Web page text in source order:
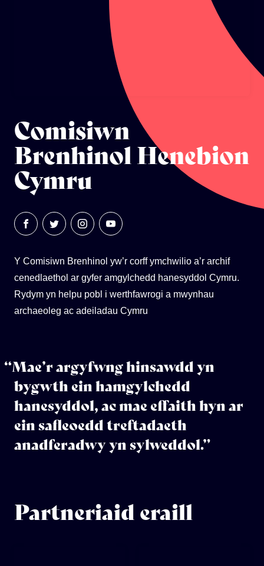
Comisiwn
Brenhinol Henebion
Cymru
Y Comisiwn Brenhinol yw’r corff ymchwilio a’r archif
cenedlaethol ar gyfer amgylchedd hanesyddol Cymru.
Rydym yn helpu pobl i werthfawrogi a mwynhau
archaeoleg ac adeiladau Cymru
“Mae’r argyfwng hinsawdd yn
bygwth ein hamgylchedd
hanesyddol, ac mae effaith hyn ar
ein safleoedd treftadaeth
anadferadwy yn sylweddol.”
Partneriaid eraill
LLYSGENHADON HINSAWDD IEUENCTID